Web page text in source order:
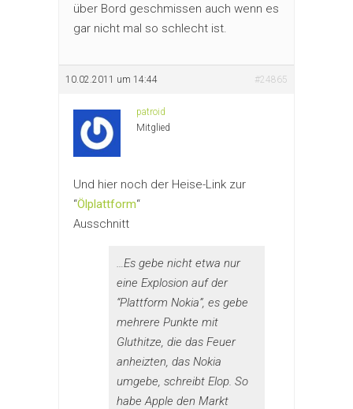
über Bord geschmissen auch wenn es
gar nicht mal so schlecht ist.
10.02.2011 um 14:44 #24865
patroid
Mitglied
Und hier noch der Heise-Link zur
“Ölplattform“
Ausschnitt
…Es gebe nicht etwa nur
eine Explosion auf der
“Plattform Nokia”, es gebe
mehrere Punkte mit
Gluthitze, die das Feuer
anheizten, das Nokia
umgebe, schreibt Elop. So
habe Apple den Markt